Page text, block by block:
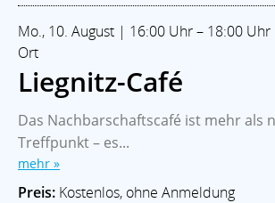
Mo., 10. August | 16:00 Uhr – 18:00
Ort
Liegnitz-Café
Das Nachbarschaftscafé ist mehr als
Treffpunkt – es...
mehr »
Preis: Kostenlos, ohne Anmeldung